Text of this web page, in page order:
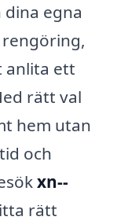
egna
anlita ett
rätt val
hem utan
och
xn--
rätt